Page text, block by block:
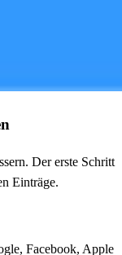
Der erste Schritt
Einträge.
Facebook, Apple